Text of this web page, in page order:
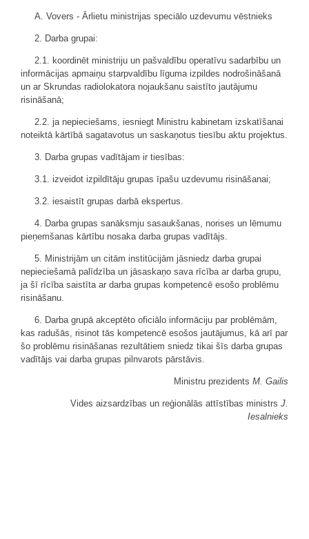
A. Vovers - Ārlietu ministrijas speciālo uzdevumu vēstnieks
2. Darba grupai:
2.1. koordinēt ministriju un pašvaldību operatīvu sadarbību un
informācijas apmaiņu starpvaldību līguma izpildes nodrošināšanā
un ar Skrundas radiolokatora nojaukšanu saistīto jautājumu
risināšanā;
2.2. ja nepieciešams, iesniegt Ministru kabinetam izskatīšanai
noteiktā kārtībā sagatavotus un saskaņotus tiesību aktu projektus.
3. Darba grupas vadītājam ir tiesības:
3.1. izveidot izpildītāju grupas īpašu uzdevumu risināšanai;
3.2. iesaistīt grupas darbā ekspertus.
4. Darba grupas sanāksmju sasaukšanas, norises un lēmumu
pieņemšanas kārtību nosaka darba grupas vadītājs.
5. Ministrijām un citām institūcijām jāsniedz darba grupai
nepieciešamā palīdzība un jāsaskaņo sava rīcība ar darba grupu,
ja šī rīcība saistīta ar darba grupas kompetencē esošo problēmu
risināšanu.
6. Darba grupā akceptēto oficiālo informāciju par problēmām,
kas radušās, risinot tās kompetencē esošos jautājumus, kā arī par
šo problēmu risināšanas rezultātiem sniedz tikai šīs darba grupas
vadītājs vai darba grupas pilnvarots pārstāvis.
Ministru prezidents M. Gailis
Vides aizsardzības un reģionālās attīstības ministrs J.
Iesalnieks